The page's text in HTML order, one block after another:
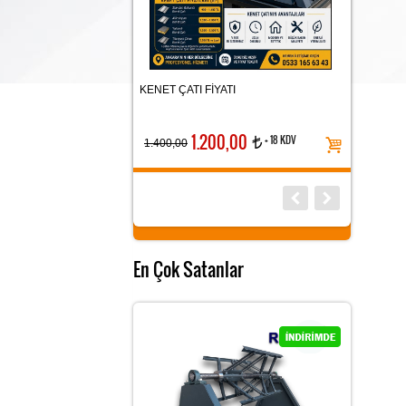
KENET ÇATI FİYATI
1.400,00 1.200,00 t + 18 KDV
En Çok Satanlar